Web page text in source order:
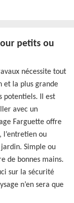
petits ou
nécessite tout
et la plus grande
potentiels. Il est
avec un
Farguette offre
l’entretien ou
Simple ou
de bonnes mains.
sur la sécurité
n’en sera que